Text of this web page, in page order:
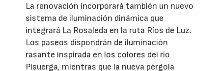
La renovación incorporará también un nuevo
sistema de iluminación dinámica que
integrará La Rosaleda en la ruta Ríos de Luz.
Los paseos dispondrán de iluminación
rasante inspirada en los colores del río
Pisuerga, mientras que la nueva pérgola